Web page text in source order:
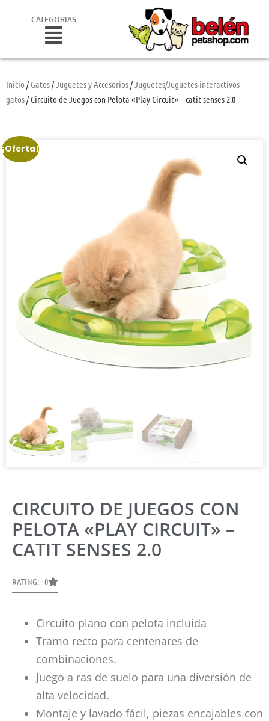
CATEGORIAS
Inicio /Gatos/Juguetes y Accesorios/Juguetes/Juguetes interactivos
gatos/ Circuito de Juegos con Pelota «Play Circuit» – catit senses 2.0
¡Oferta!
CIRCUITO DE JUEGOS CON
PELOTA «PLAY CIRCUIT» –
CATIT SENSES 2.0
RATING: 0
Circuito plano con pelota incluida
Tramo recto para centenares de
combinaciones.
Juego a ras de suelo para una diversión de
alta velocidad.
Montaje y lavado fácil, piezas encajables con